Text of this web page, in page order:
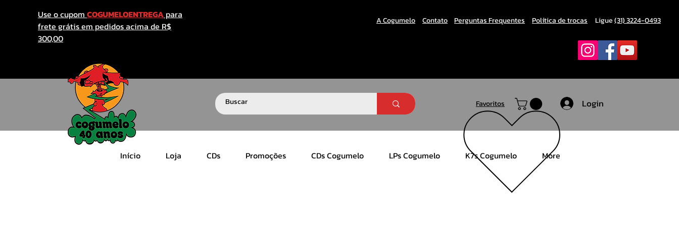
Use o cupom COGUMELOENTREGA para
frete grátis em pedidos acima de R$
300,00
A Cogumelo Contato Perguntas Frequentes Política de trocas Ligue(31) 3224-0493
Favoritos Login
Início Loja CDs Promoções CDs Cogumelo LPs Cogumelo K7s Cogumelo More